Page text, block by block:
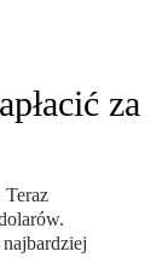
za
Teraz